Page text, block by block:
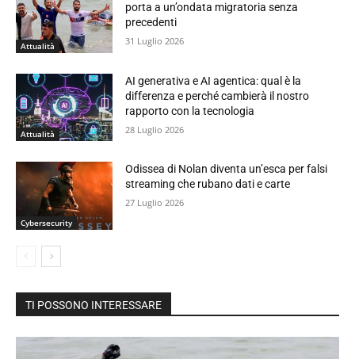
Attualità
porta a un’ondata migratoria senza
precedenti
31 Luglio 2026
Attualità
AI generativa e AI agentica: qual è la
differenza e perché cambierà il nostro
rapporto con la tecnologia
28 Luglio 2026
Cybersecurity
Odissea di Nolan diventa un’esca per falsi
streaming che rubano dati e carte
27 Luglio 2026
TI POSSONO INTERESSARE